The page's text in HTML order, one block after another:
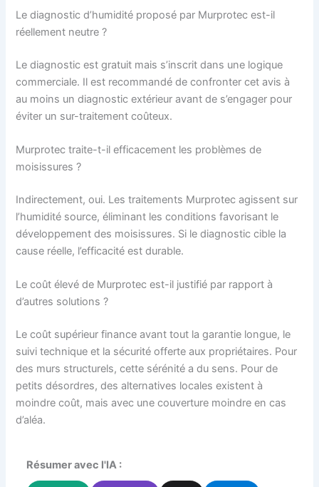
Le diagnostic d’humidité proposé par Murprotec est-il
réellement neutre ?
Le diagnostic est gratuit mais s’inscrit dans une logique
commerciale. Il est recommandé de confronter cet avis à
au moins un diagnostic extérieur avant de s’engager pour
éviter un sur-traitement coûteux.
Murprotec traite-t-il efficacement les problèmes de
moisissures ?
Indirectement, oui. Les traitements Murprotec agissent sur
l’humidité source, éliminant les conditions favorisant le
développement des moisissures. Si le diagnostic cible la
cause réelle, l’efficacité est durable.
Le coût élevé de Murprotec est-il justifié par rapport à
d’autres solutions ?
Le coût supérieur finance avant tout la garantie longue, le
suivi technique et la sécurité offerte aux propriétaires. Pour
des murs structurels, cette sérénité a du sens. Pour de
petits désordres, des alternatives locales existent à
moindre coût, mais avec une couverture moindre en cas
d’aléa.
Résumer avec l'IA :